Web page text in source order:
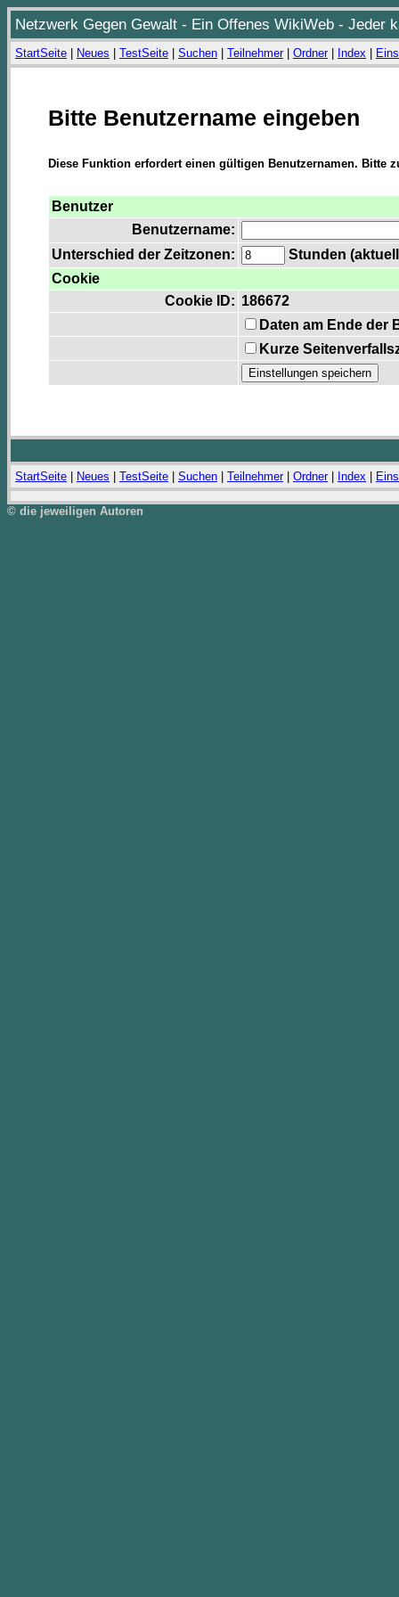
Netzwerk Gegen Gewalt - Ein Offenes WikiWeb - Jeder
StartSeite Neues TestSeite Suchen Teilnehmer| Ordner| Index
Bitte Benutzername eingeben
Diese Funktion erfordert einen gültigen Benutzernamen. Bitte
Benutzer
Benutzername:
Unterschied der Zeitzonen:
Stunden
Cookie
Cookie ID: 186672
Daten am Ende der
Kurze
StartSeite Neues TestSeite Suchen Teilnehmer| Ordner| Index
© die jeweiligen Autoren